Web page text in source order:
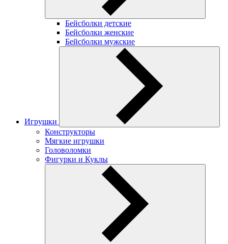
Бейсболки детские
Бейсболки женские
Бейсболки мужские
Игрушки
Конструкторы
Мягкие игрушки
Головоломки
Фигурки и Куклы